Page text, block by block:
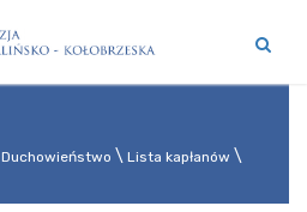
Duchowieństwo Lista kapłanów